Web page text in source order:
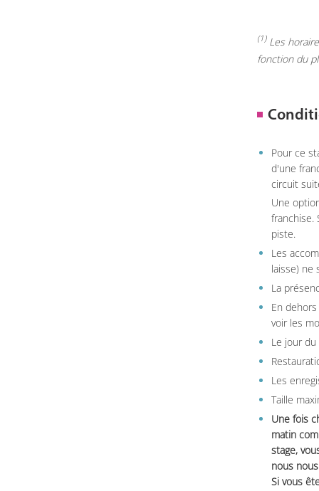
(1)Les
fonction du
Pour ce
d'une
circuit
Une
franchise.
piste.
Les
laisse) ne
La
En
voir les
Le jour
Les
Taille
Une fois
matin
stage,
nous
Si vous